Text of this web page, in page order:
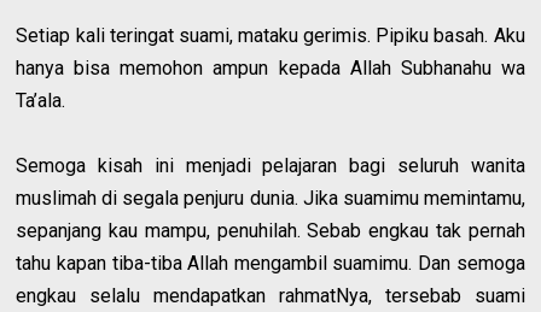
Setiap kali teringat suami, mataku gerimis. Pipiku basah. Aku
hanya bisa memohon ampun kepada Allah Subhanahu wa
Ta’ala.
Semoga kisah ini menjadi pelajaran bagi seluruh wanita
muslimah di segala penjuru dunia. Jika suamimu memintamu,
sepanjang kau mampu, penuhilah. Sebab engkau tak pernah
tahu kapan tiba-tiba Allah mengambil suamimu. Dan semoga
engkau selalu mendapatkan rahmatNya, tersebab suami